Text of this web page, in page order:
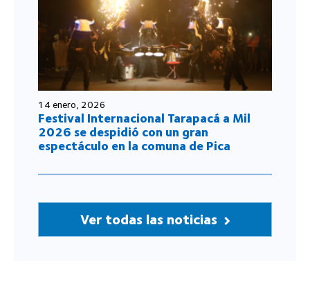
14 enero, 2026
Festival Internacional Tarapacá a Mil
2026 se despidió con un gran
espectáculo en la comuna de Pica
Ver todas las noticias